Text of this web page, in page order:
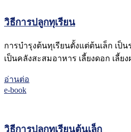
วิธีการปลูกทุเรียน
การบำรุงต้นทุเรียนตั้งแต่ต้นเล็ก เป็
เป็นคลังสะสมอาหาร เลี้ยงดอก เลี้
อ่านต่อ
e-book
วิธีการปลูกทุเรียนต้นเล็ก